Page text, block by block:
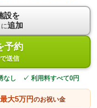
設を
に追加
予約
送信
なし ✓ 利用料すべて0円
最大5万円のお祝い金